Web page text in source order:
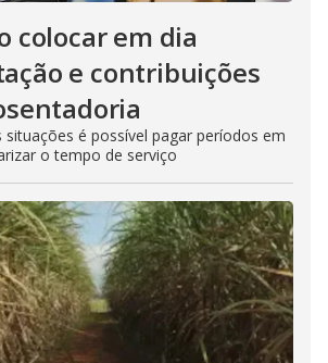
colocar em dia
e contribuições
situações é possível pagar períodos em
o tempo de serviço